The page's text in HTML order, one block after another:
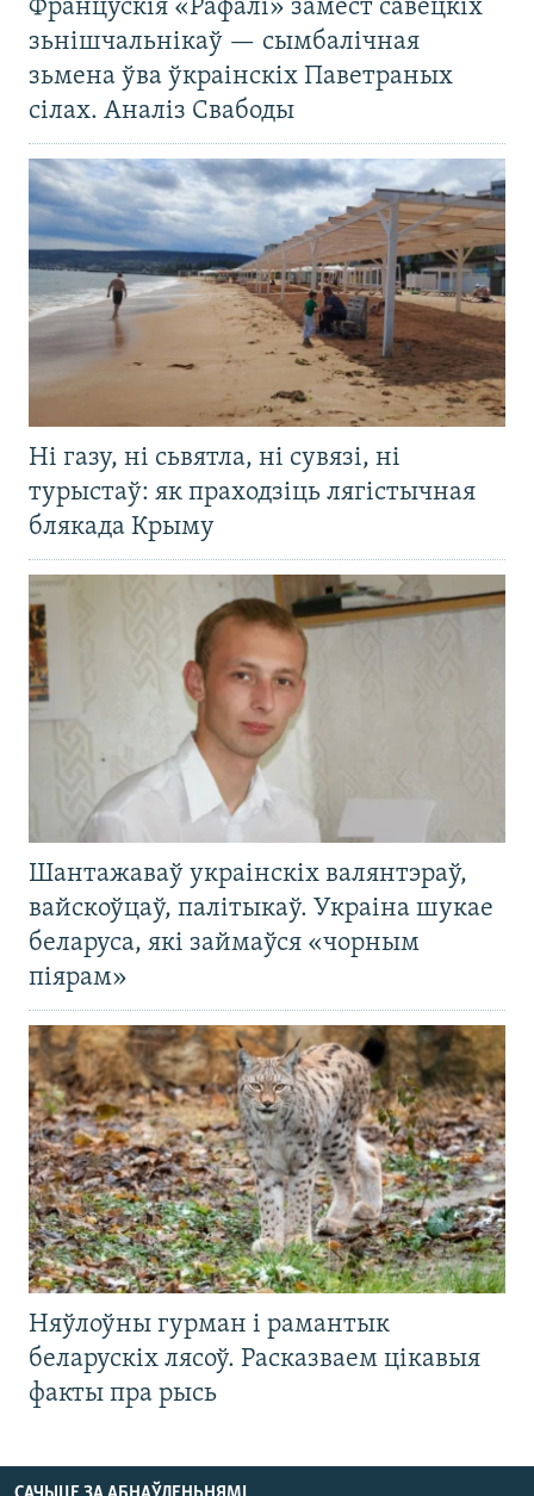
Францускія «Рафалі» замест савецкіх
зьнішчальнікаў — сымбалічная
зьмена ўва ўкраінскіх Паветраных
сілах. Аналіз Свабоды
Ні газу, ні сьвятла, ні сувязі, ні
турыстаў: як праходзіць лягістычная
блякада Крыму
Шантажаваў украінскіх валянтэраў,
вайскоўцаў, палітыкаў. Украіна шукае
беларуса, які займаўся «чорным
піярам»
Няўлоўны гурман і рамантык
беларускіх лясоў. Расказваем цікавыя
факты пра рысь